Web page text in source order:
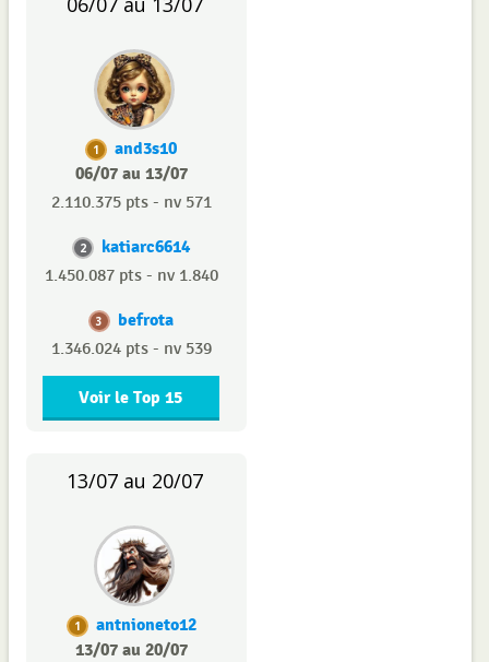
1
and3s10
06/07 au 13/07
2.110.375 pts - nv 571
2 katiarc6614
1.450.087 pts - nv 1.840
3 befrota
1.346.024 pts - nv 539
Voir le Top 15
13/07 au 20/07
1
antnioneto12
13/07 au 20/07